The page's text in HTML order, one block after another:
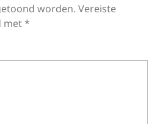
worden. Vereiste
met*